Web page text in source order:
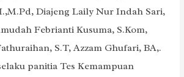
Diajeng Laily Nur Indah Sari,
Febrianti Kusuma, S.Kom,
S.T, Azzam Ghufari, BA,.
panitia Tes Kemampuan